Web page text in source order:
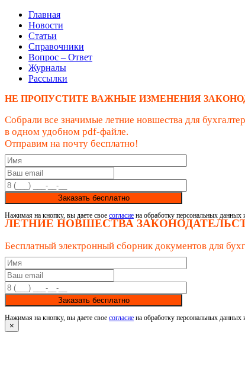
Главная
Новости
Статьи
Справочники
Вопрос – Ответ
Журналы
Рассылки
НЕ ПРОПУСТИТЕ ВАЖНЫЕ ИЗМЕНЕНИЯ
Собрали все значимые летние новшества для
в одном удобном pdf-файле.
Отправим на почту бесплатно!
Заказать бесплатно
Нажимая на кнопку, вы даете свое согласие на обработку персональных данных
ЛЕТНИЕ НОВШЕСТВА
Бесплатный электронный сборник документов для
Заказать бесплатно
Нажимая на кнопку, вы даете свое согласие на обработку персональных данных
×